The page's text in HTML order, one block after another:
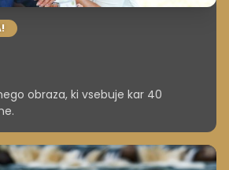
obraza, ki vsebuje kar 40